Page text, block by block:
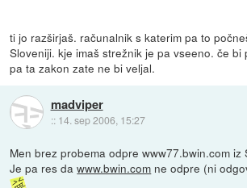
ti jo razširjaš. računalnik s katerim pa to
Sloveniji. kje imaš strežnik je pa vseeno. če bi
pa ta zakon zate ne bi veljal.
madviper
:: 14. sep 2006, 15:27
Men brez probema odpre www77.bwin.com iz
Je pa res dawww.bwin.com ne odpre (ni